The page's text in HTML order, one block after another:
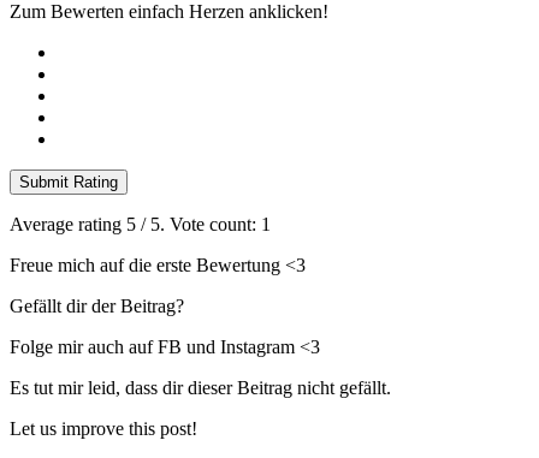
Zum Bewerten einfach Herzen anklicken!
Submit Rating
Average rating 5 / 5. Vote count: 1
Freue mich auf die erste Bewertung <3
Gefällt dir der Beitrag?
Folge mir auch auf FB und Instagram <3
Es tut mir leid, dass dir dieser Beitrag nicht gefällt.
Let us improve this post!